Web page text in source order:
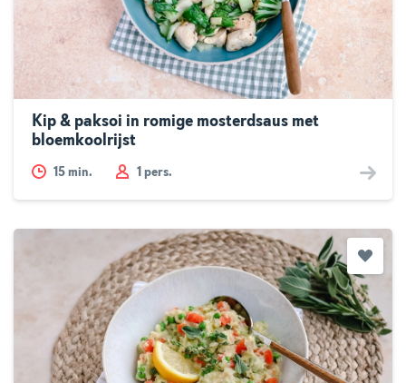
Kip & paksoi in romige mosterdsaus met
bloemkoolrijst
15 min. 1 pers.